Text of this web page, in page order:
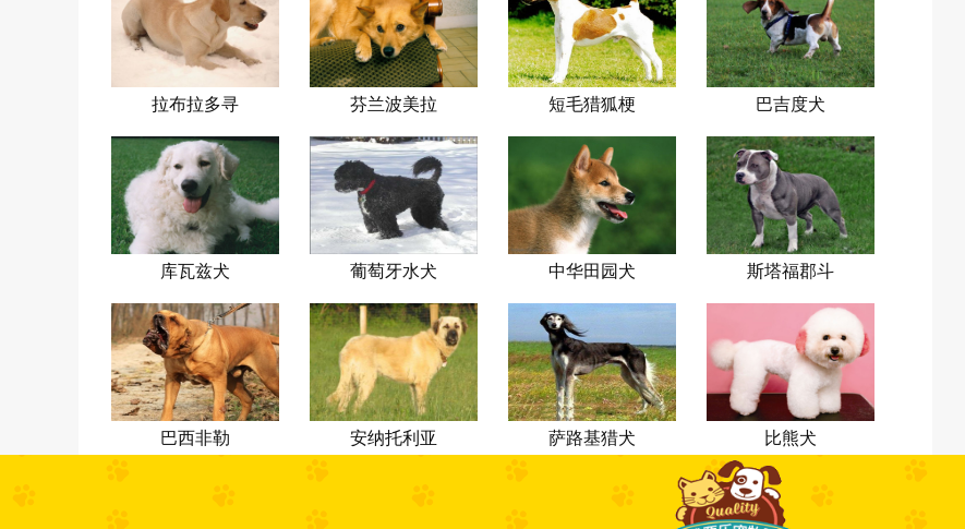
拉布拉多寻
芬兰波美拉
短毛猎狐梗 巴吉度犬
库瓦兹犬 葡萄牙水犬 中华田园犬
斯塔福郡斗
巴西非勒
安纳托利亚
牧羊犬
萨路基猎犬 比熊犬